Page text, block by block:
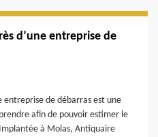
d’une entreprise de
entreprise de débarras est une
afin de pouvoir estimer le
à Molas, Antiquaire